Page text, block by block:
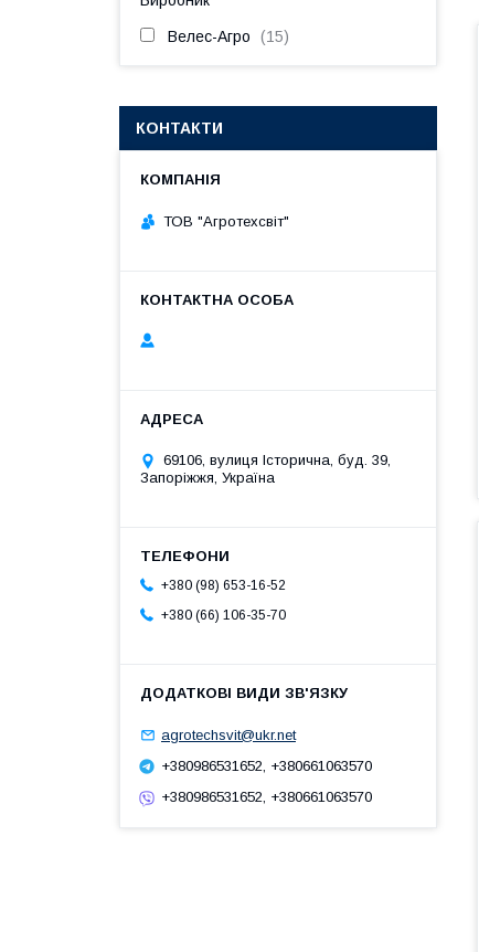
Велес-Агро 15
КОНТАКТИ
ТОВ "Агротехсвіт"
69106, вулиця Історична, буд. 39,
Запоріжжя, Україна
+380 (98) 653-16-52
+380 (66) 106-35-70
agrotechsvit@ukr.net
+380986531652, +380661063570
+380986531652, +380661063570